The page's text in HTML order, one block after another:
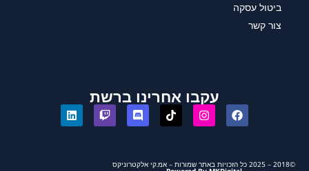
ביטול עסקה
צור קשר
עקבו אחרינו ברשת
©2018 – 2025 כל הזכויות באתר שמורות – אמ.קי אלקטרוניקס